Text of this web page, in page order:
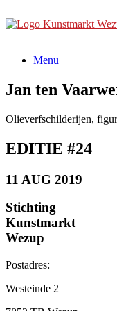
naar
Menu
Jan ten
Olieverfschilderijen,
EDITIE #24
11 AUG 2019
Stichting
Kunstmarkt
Wezup
Postadres:
Westeinde 2